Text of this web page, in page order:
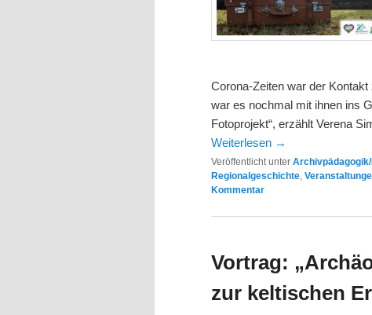
Corona-Zeiten war der
war es nochmal mit ihnen ins
Fotoprojekt“, erzählt Verena
Weiterlesen →
Veröffentlicht unter
Regionalgeschichte ,
Kommentar
Vortrag:
zur keltischen